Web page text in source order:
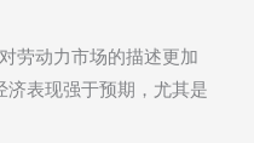
劳动力市场的描述更加
表现强于预期，尤其是